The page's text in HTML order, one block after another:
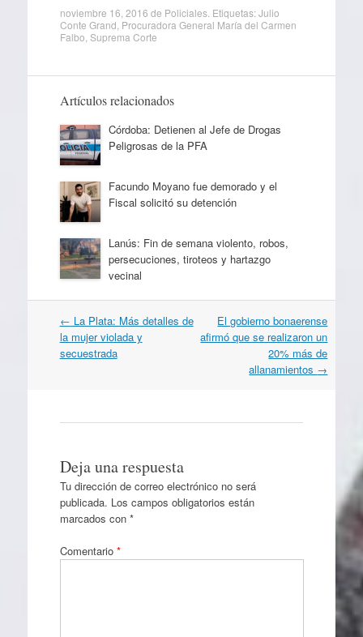
noviembre 16, 2016 de Policiales. Etiquetas:Julio
Conte Grand Procuradora General María del Carmen
Falbo Suprema Corte
Artículos relacionados
Córdoba: Detienen al Jefe de Drogas
Peligrosas de la PFA
Facundo Moyano fue demorado y el
Fiscal solicitó su detención
Lanús: Fin de semana violento, robos,
persecuciones, tiroteos y hartazgo
vecinal
Navegación
por
artículos
← La Plata: Más detalles de
la mujer violada y
secuestrada
El gobierno bonaerense
afirmó que se realizaron un
20% más de
allanamientos →
Deja una respuesta
Tu dirección de correo electrónico no será
publicada. Los campos obligatorios están
marcados con *
Comentario *